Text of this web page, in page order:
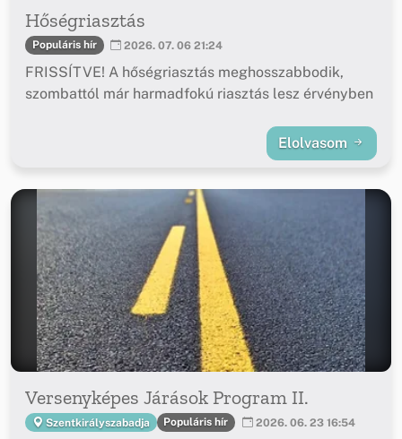
Hőségriasztás
Populáris hír 2026. 07. 06 21:24
FRISSÍTVE! A hőségriasztás meghosszabbodik,
szombattól már harmadfokú riasztás lesz érvényben
Elolvasom
Versenyképes Járások Program II.
Szentkirályszabadja Populáris hír 2026. 06. 23 16:54